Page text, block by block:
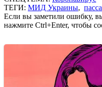
ТЕГИ: МИД Украины,
Если вы заметили ошибку,
нажмите Ctrl+Enter, чтобы